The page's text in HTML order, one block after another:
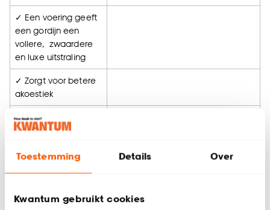
Toestemming Details Over
Kwantum gebruikt cookies
✓ Een voering geeft
een gordijn een
vollere, zwaardere
en luxe uitstraling
✓ Zorgt voor betere
akoestiek
✓ Zorgt voor extra
isolatie